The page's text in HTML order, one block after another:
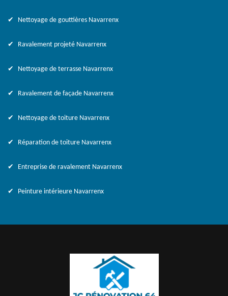
Nettoyage de gouttières Navarrenx
Ravalement projeté Navarrenx
Nettoyage de terrasse Navarrenx
Ravalement de façade Navarrenx
Nettoyage de toiture Navarrenx
Réparation de toiture Navarrenx
Entreprise de ravalement Navarrenx
Peinture intérieure Navarrenx